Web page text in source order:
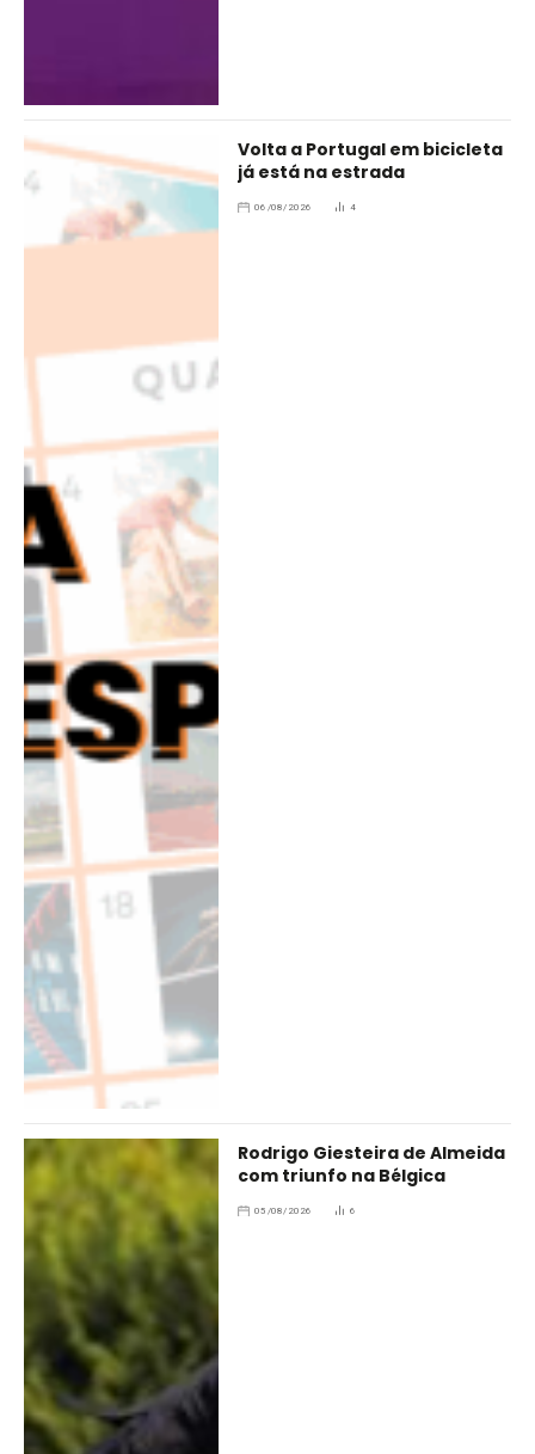
Volta a Portugal em bicicleta
já está na estrada
06/08/2026 4
Rodrigo Giesteira de Almeida
com triunfo na Bélgica
05/08/2026 6